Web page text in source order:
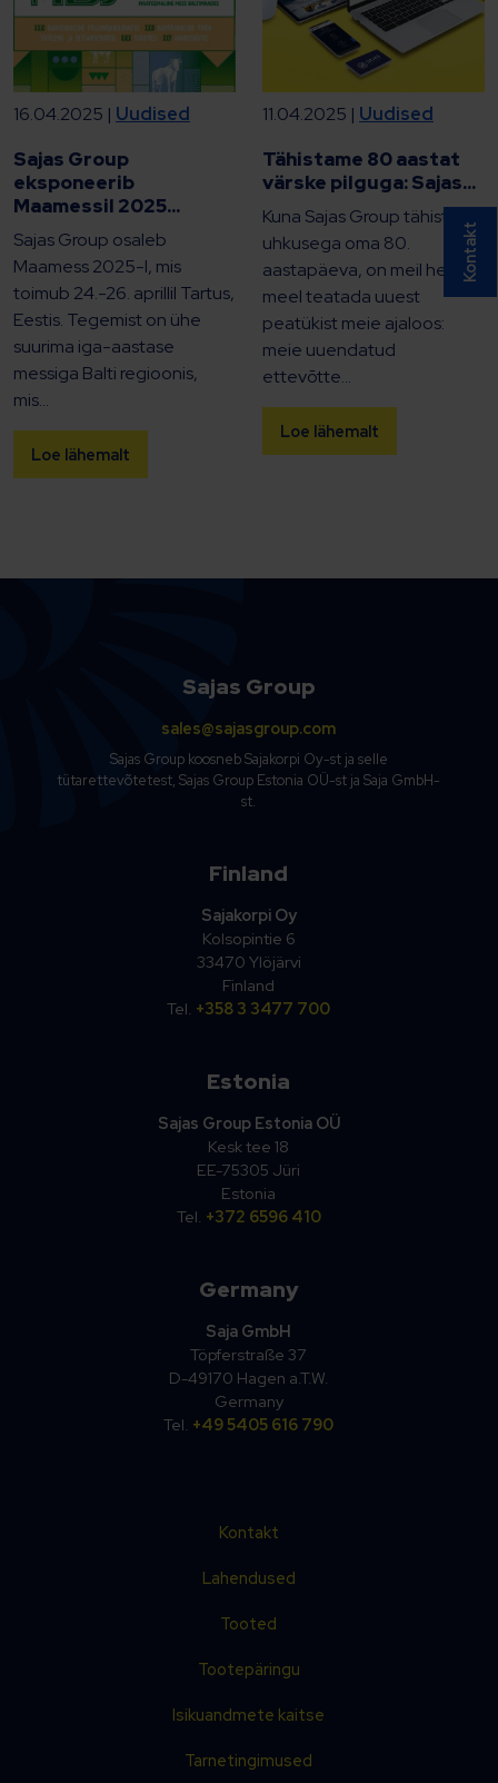
16.04.2025 | Uudised
Sajas Group
eksponeerib
Maamessil 2025...
Sajas Group osaleb
Maamess 2025-l, mis
toimub 24.-26. aprillil Tartus,
Eestis. Tegemist on ühe
suurima iga-aastase
messiga Balti regioonis,
mis...
Loe lähemalt
11.04.2025 | Uudised
Tähistame 80 aastat
värske pilguga: Sajas...
Kuna Sajas Group tähistab
uhkusega oma 80.
aastapäeva, on meil hea
meel teatada uuest
peatükist meie ajaloos:
meie uuendatud
ettevõtte...
Loe lähemalt
Sajas Group
sales@sajasgroup.com
Sajas Group koosneb Sajakorpi Oy-st ja selle
tütarettevõtetest, Sajas Group Estonia OÜ-st ja Saja GmbH-
st.
Finland
Sajakorpi Oy
Kolsopintie 6
33470 Ylöjärvi
Finland
Tel. +358 3 3477 700
Estonia
Sajas Group Estonia OÜ
Kesk tee 18
EE-75305 Jüri
Estonia
Tel. +372 6596 410
Germany
Saja GmbH
Töpferstraße 37
D-49170 Hagen a.T.W.
Germany
Tel. +49 5405 616 790
Kontakt
Lahendused
Tooted
Tootepäringu
Isikuandmete kaitse
Tarnetingimused
Kontakt